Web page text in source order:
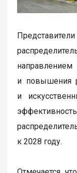
и повышения
и
к 2028 году.